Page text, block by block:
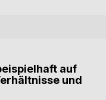
auf
und